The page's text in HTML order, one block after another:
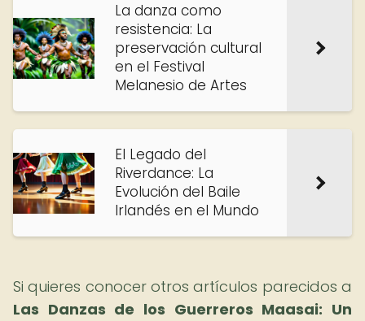
La danza como
resistencia: La
preservación cultural
en el Festival
Melanesio de Artes
El Legado del
Riverdance: La
Evolución del Baile
Irlandés en el Mundo
Si quieres conocer otros artículos parecidos a
Las Danzas de los Guerreros Maasai: Un